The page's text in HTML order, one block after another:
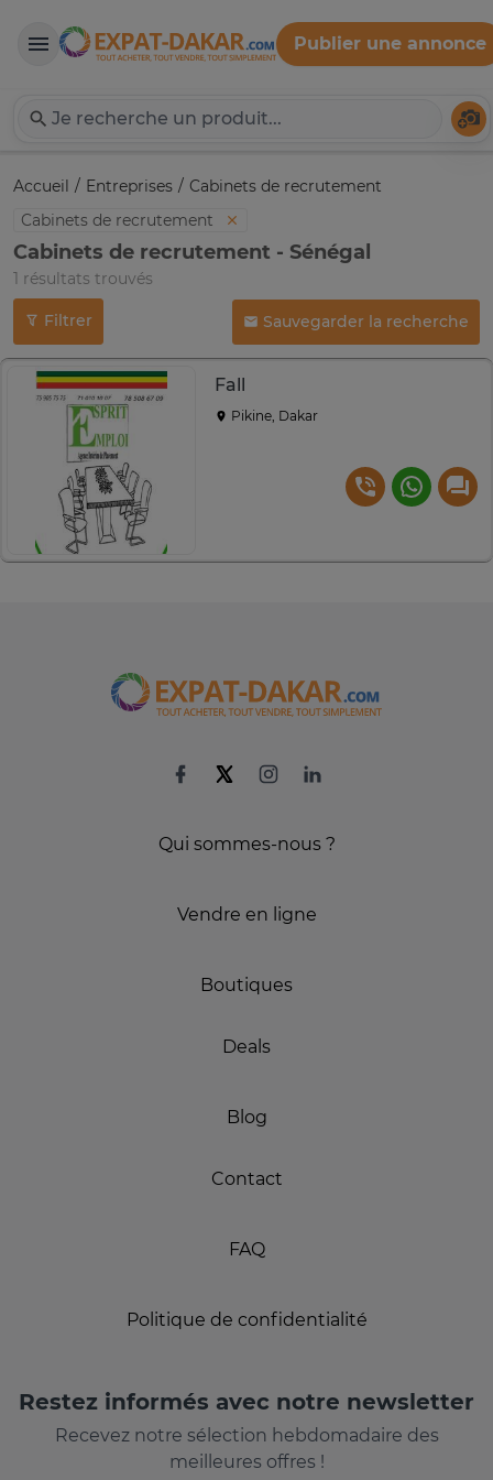
Expat-Dakar
Publier une annonce
Accueil Entreprises
Cabinets de recrutement
Cabinets de recrutement
Cabinets de recrutement - Sénégal
1 résultats trouvés
Filtrer Sauvegarder la recherche
Fall
Pikine, Dakar
Qui sommes-nous ?
Vendre en ligne
Boutiques
Deals
Blog
Contact
FAQ
Politique de confidentialité
Restez informés avec notre newsletter
Recevez notre sélection hebdomadaire des
meilleures offres !